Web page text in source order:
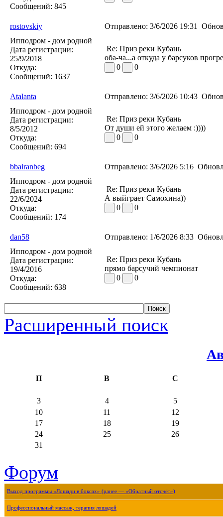
Сообщений: 845
rostovskiy Отправлено: 3/6/2026 19:31
Ипподром - дом родной
Дата регистрации:
25/9/2018
Откуда:
Сообщений: 1637
Re: Приз реки Кубань
оба-ча...а откуда у барсуков
0
0
Atalanta Отправлено: 3/6/2026 10:43
Ипподром - дом родной
Дата регистрации:
8/5/2012
Откуда:
Сообщений: 694
Re: Приз реки Кубань
От души ей этого желаем :))))
0
0
bbairanbeg Отправлено: 3/6/2026 5:16
Ипподром - дом родной
Дата регистрации:
22/6/2024
Откуда:
Сообщений: 174
Re: Приз реки Кубань
А выйграет Самохина))
0
0
dan58 Отправлено: 1/6/2026 8:33
Ипподром - дом родной
Дата регистрации:
19/4/2016
Откуда:
Сообщений: 638
Re: Приз реки Кубань
прямо барсучий чемпионат
0
0
Расширенный поиск
П В С
3 4
5
10
11
12
17
18
19
24
25
26
31
Форум
Выход программы «Лошади в боксах» (ранее — «Обратный отсчёт»)
Профессиональный массаж, терапия лошадей